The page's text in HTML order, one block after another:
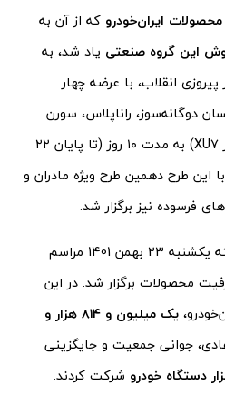
ایران‌خودرو که از آن به
این گروه صنعتی یاد شد، به
انقلاب، با عرضه چهار
دوگانه‌سوز، راناپلاس، سورن
پلاس بنزینی و پارس با موتور XU۷) به مدت ۱۰ روز (تا پایان ۲۲
این طرح دهمین طرح ویژه مادران و
فرسوده نیز برگزار شد.
با پایان این طرح، در روز گذشته یکشنبه 23 بهمن 1401 مراسم
محصولات برگزار شد. در این
یک میلیون و ۸۱۴ هزار و
جوانی جمعیت و جایگزینی
شرکت کردند.